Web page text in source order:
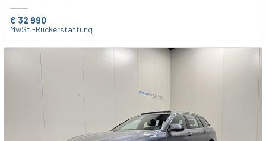
€ 32 990
MwSt.-Rückerstattung